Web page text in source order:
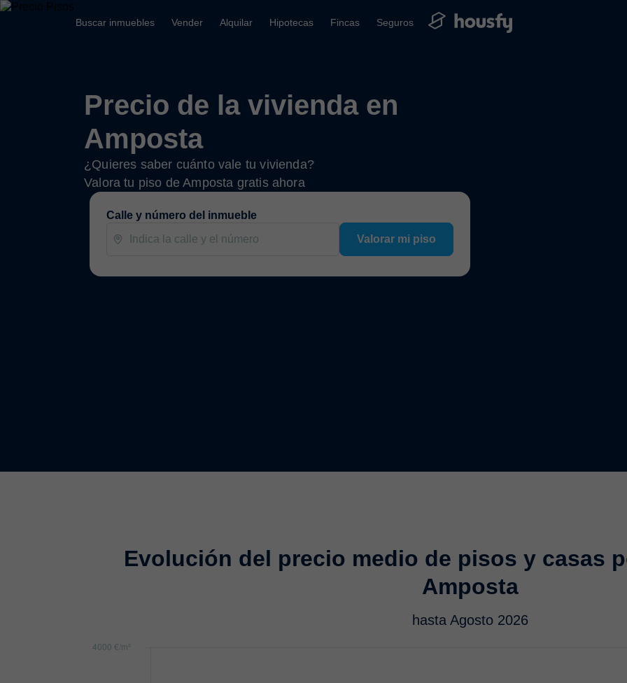
Buscar inmuebles Vender Alquilar Hipotecas Fincas Seguros
Precio de la vivienda en
Amposta
¿Quieres saber cuánto vale tu vivienda?
Valora tu piso de Amposta gratis ahora
Calle y número del inmueble
Valorar mi piso
Evolución del precio medio de pisos y casas
Amposta
hasta Agosto 2026